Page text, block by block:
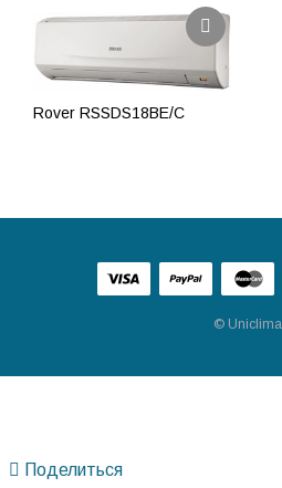
Rover RSSDS18BE/C
© Uniclima
Поделиться